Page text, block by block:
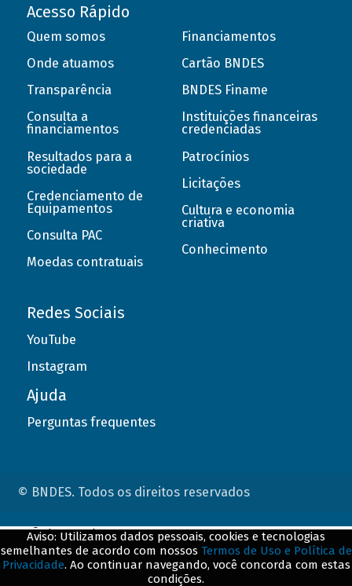
Acesso Rápido
Quem somos
Onde atuamos
Transparência
Consulta a
financiamentos
Resultados para a
sociedade
Credenciamento de
Equipamentos
Consulta PAC
Moedas contratuais
Financiamentos
Cartão BNDES
BNDES Finame
Instituições financeiras
credenciadas
Patrocínios
Licitações
Cultura e economia
criativa
Conhecimento
Redes Sociais
YouTube
Instagram
Ajuda
Perguntas frequentes
© BNDES. Todos os direitos reservados
Aviso: Utilizamos dados pessoais, cookies e tecnologias
semelhantes de acordo com nossos Termos de Uso e Política de
Privacidade. Ao continuar navegando, você concorda com estas
condições.
ConteÃºdo complementar
${title}${badge}